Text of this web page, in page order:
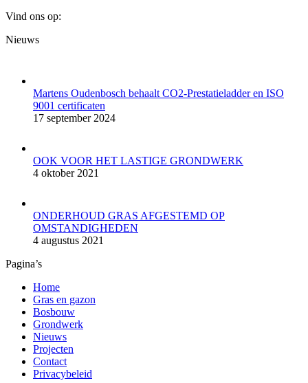
Vind ons op:
Facebook
window
YouTube
window
Mail
window
Website
window
Nieuws
Martens Oudenbosch behaalt CO2-Prestatieladder en ISO
9001 certificaten
17 september 2024
OOK VOOR HET LASTIGE GRONDWERK
4 oktober 2021
ONDERHOUD GRAS AFGESTEMD OP
OMSTANDIGHEDEN
4 augustus 2021
Pagina’s
Home
Gras en gazon
Bosbouw
Grondwerk
Nieuws
Projecten
Contact
Privacybeleid